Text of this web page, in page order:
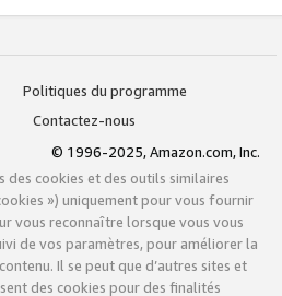
Politiques du programme
Contactez-nous
© 1996-2025, Amazon.com, Inc.
des cookies et des outils similaires
») uniquement pour vous fournir
vous reconnaître lorsque vous vous
de vos paramètres, pour améliorer la
Il se peut que d’autres sites et
des cookies pour des finalités